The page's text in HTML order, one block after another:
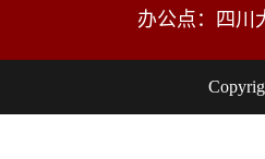
办公点：四川